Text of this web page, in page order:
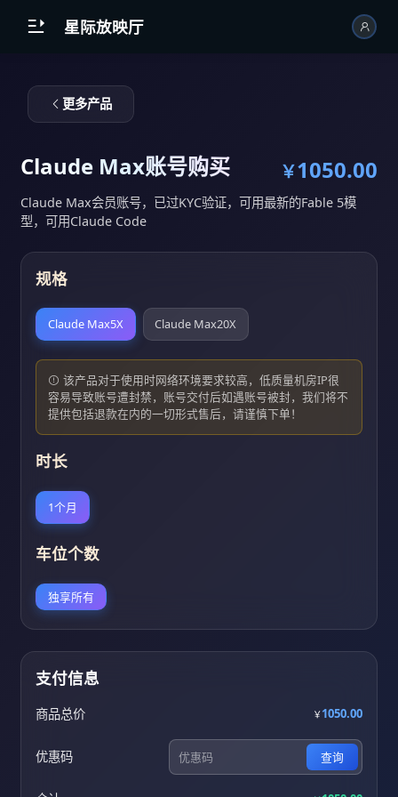
 星际放映厅
更多产品
Claude Max账号购买 ￥1050.00
Claude Max会员账号，已过KYC验证，可用最新的Fable 5模
型，可用Claude Code
规格
Claude Max5X Claude Max20X
该产品对于使用时网络环境要求较高，低质量机房IP很
容易导致账号遭封禁，账号交付后如遇账号被封，我们将不
提供包括退款在内的一切形式售后，请谨慎下单！
时长
1个月
车位个数
独享所有
支付信息
商品总价 ￥1050.00
优惠码 查询